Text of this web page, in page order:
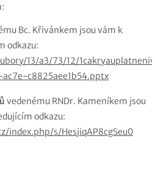
Bc. Křivánkem jsou vám k
odkazu:
13/a3/73/12/
c8825aee1b54.pptx
vedenému RNDr. Kameníkem jsou
odkazu:
index.php/s/HesjiqAP8cgSeu0